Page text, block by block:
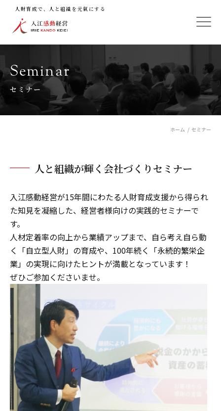
人財育成で、人と組織を元氣にする
Seminar
セミナー
ホーム セミナー
人と組織が輝く会社づくりセミナー
入江感動経営が15年間にわたる人財育成支援から得られ
た知見を凝縮した、経営者様向けの実践的セミナーで
す。
人材定着率の向上から業績アップまで、自ら考え自ら動
く「自立型人財」の育成や、100年続く「永続的繁栄企
業」の実現に向けたヒントが満載となっています！
ぜひご参加くださいませ。